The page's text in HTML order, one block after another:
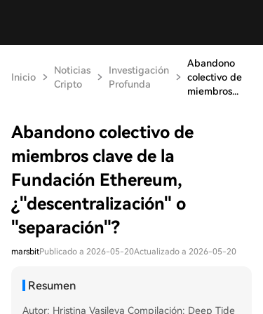
Inicio
Noticias
Cripto
Investigación
Profunda
Abandono
colectivo de
miembros...
Abandono colectivo de
miembros clave de la
Fundación Ethereum,
¿"descentralización" o
"separación"?
marsbitPublicado a 2026-05-20Actualizado a 2026-05-20
Resumen
Autor: Hristina Vasileva Compilación: Deep Tide